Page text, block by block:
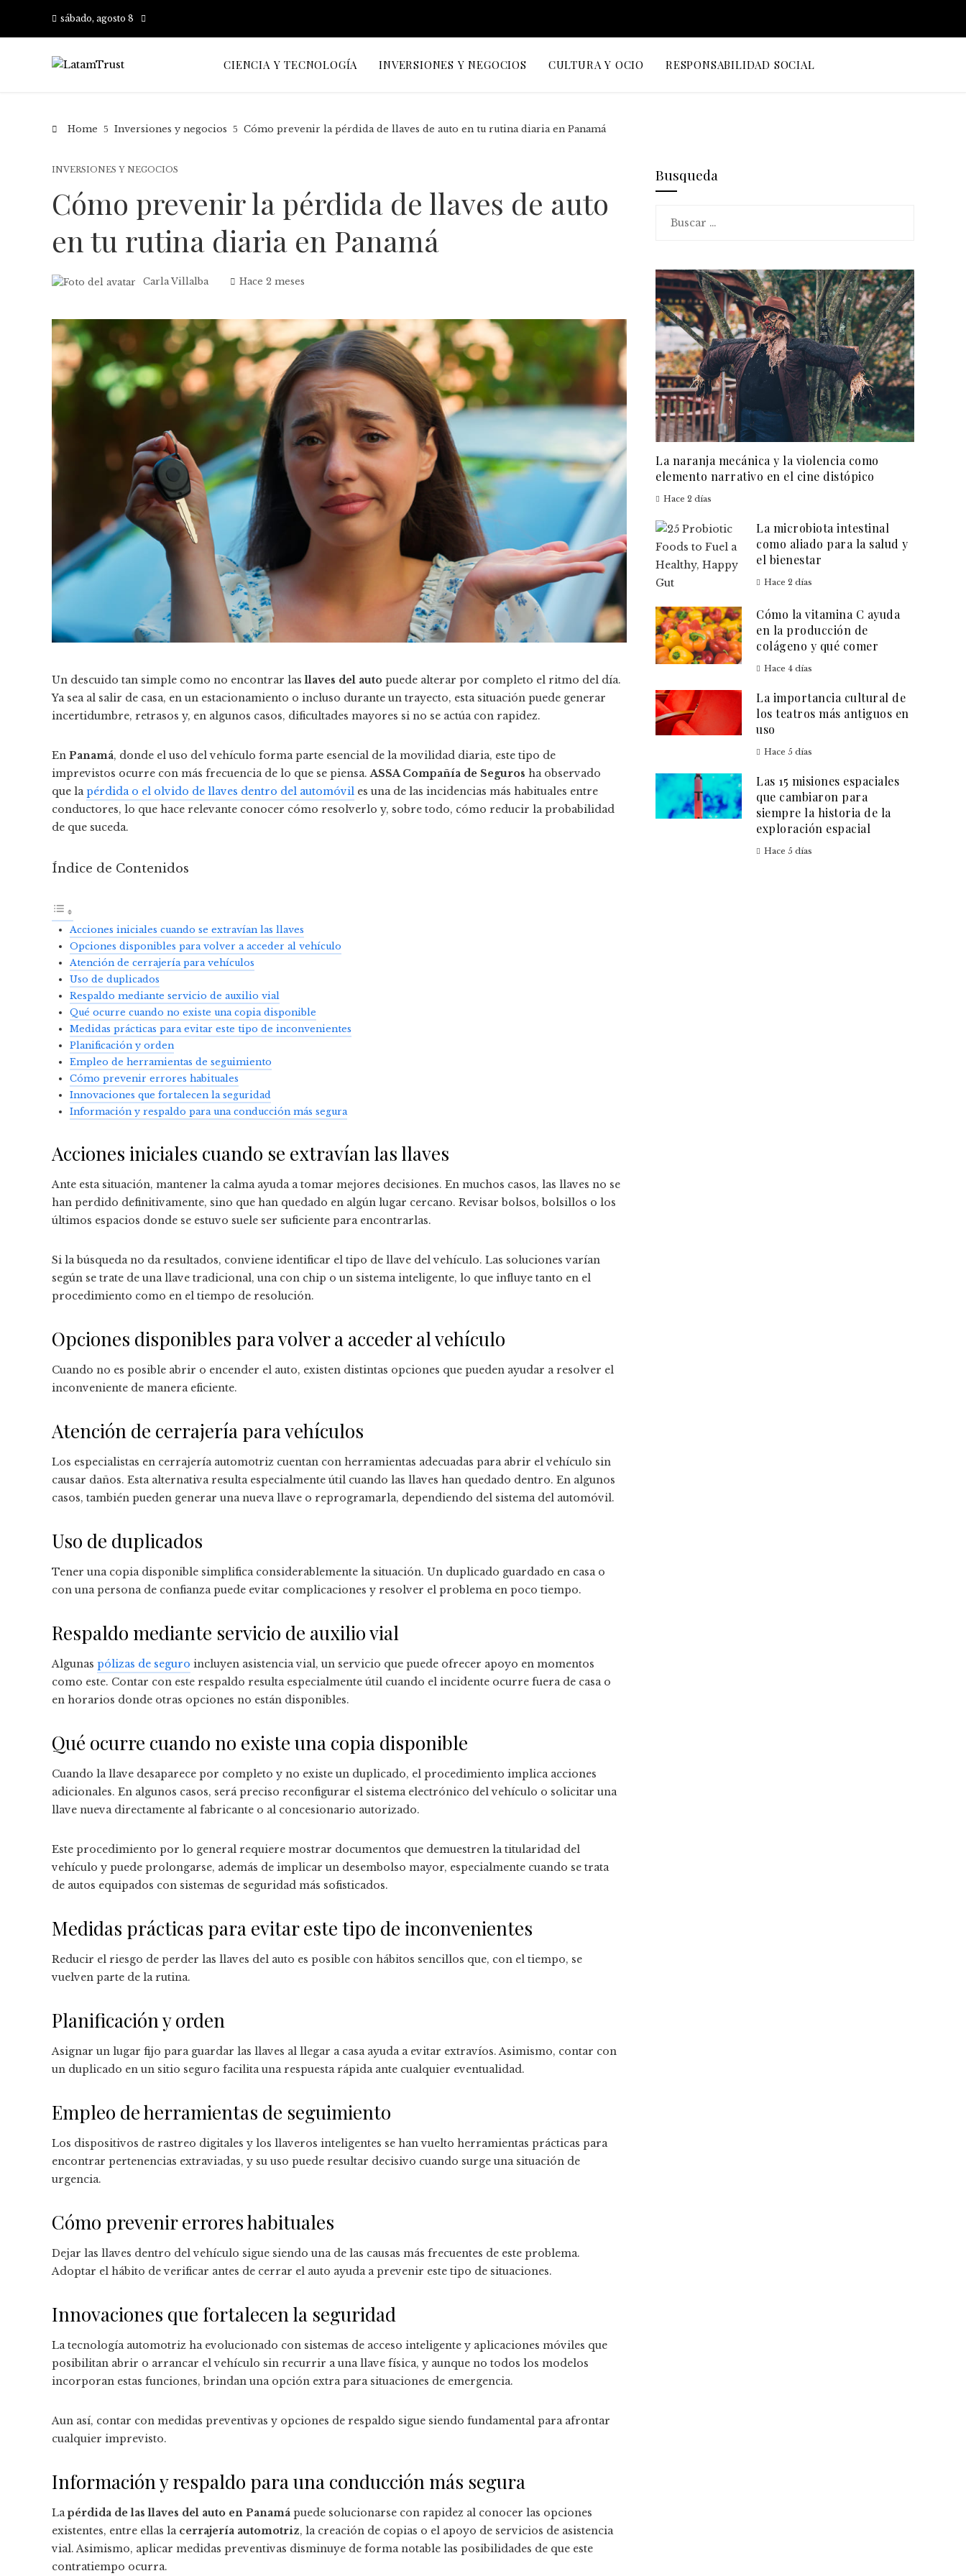
sábado, agosto 8
CIENCIA Y TECNOLOGÍA INVERSIONES Y NEGOCIOS CULTURA Y OCIO RESPONSABILIDAD SOCIAL
Home Inversiones y negocios Cómo prevenir la pérdida de llaves de auto en tu rutina diaria en Panamá
INVERSIONES Y NEGOCIOS
Cómo prevenir la pérdida de llaves de auto
en tu rutina diaria en Panamá
Carla Villalba Hace 2 meses
Un descuido tan simple como no encontrar lasllaves del auto puede alterar por completo el ritmo del día.
Ya sea al salir de casa, en un estacionamiento o incluso durante un trayecto, esta situación puede generar
incertidumbre, retrasos y, en algunos casos, dificultades mayores si no se actúa con rapidez.
En Panamá, donde el uso del vehículo forma parte esencial de la movilidad diaria, este tipo de
imprevistos ocurre con más frecuencia de lo que se piensa.ASSA Compañía de Seguros ha observado
que lapérdida o el olvido de llaves dentro del automóvil es una de las incidencias más habituales entre
conductores, lo que hace relevante conocer cómo resolverlo y, sobre todo, cómo reducir la probabilidad
de que suceda.
Índice de Contenidos
Acciones iniciales cuando se extravían las llaves
Opciones disponibles para volver a acceder al vehículo
Atención de cerrajería para vehículos
Uso de duplicados
Respaldo mediante servicio de auxilio vial
Qué ocurre cuando no existe una copia disponible
Medidas prácticas para evitar este tipo de inconvenientes
Planificación y orden
Empleo de herramientas de seguimiento
Cómo prevenir errores habituales
Innovaciones que fortalecen la seguridad
Información y respaldo para una conducción más segura
Acciones iniciales cuando se extravían las llaves
Ante esta situación, mantener la calma ayuda a tomar mejores decisiones. En muchos casos, las llaves no se
han perdido definitivamente, sino que han quedado en algún lugar cercano. Revisar bolsos, bolsillos o los
últimos espacios donde se estuvo suele ser suficiente para encontrarlas.
Si la búsqueda no da resultados, conviene identificar el tipo de llave del vehículo. Las soluciones varían
según se trate de una llave tradicional, una con chip o un sistema inteligente, lo que influye tanto en el
procedimiento como en el tiempo de resolución.
Opciones disponibles para volver a acceder al vehículo
Cuando no es posible abrir o encender el auto, existen distintas opciones que pueden ayudar a resolver el
inconveniente de manera eficiente.
Atención de cerrajería para vehículos
Los especialistas en cerrajería automotriz cuentan con herramientas adecuadas para abrir el vehículo sin
causar daños. Esta alternativa resulta especialmente útil cuando las llaves han quedado dentro. En algunos
casos, también pueden generar una nueva llave o reprogramarla, dependiendo del sistema del automóvil.
Uso de duplicados
Tener una copia disponible simplifica considerablemente la situación. Un duplicado guardado en casa o
con una persona de confianza puede evitar complicaciones y resolver el problema en poco tiempo.
Respaldo mediante servicio de auxilio vial
Algunas pólizas de seguro incluyen asistencia vial, un servicio que puede ofrecer apoyo en momentos
como este. Contar con este respaldo resulta especialmente útil cuando el incidente ocurre fuera de casa o
en horarios donde otras opciones no están disponibles.
Qué ocurre cuando no existe una copia disponible
Cuando la llave desaparece por completo y no existe un duplicado, el procedimiento implica acciones
adicionales. En algunos casos, será preciso reconfigurar el sistema electrónico del vehículo o solicitar una
llave nueva directamente al fabricante o al concesionario autorizado.
Este procedimiento por lo general requiere mostrar documentos que demuestren la titularidad del
vehículo y puede prolongarse, además de implicar un desembolso mayor, especialmente cuando se trata
de autos equipados con sistemas de seguridad más sofisticados.
Medidas prácticas para evitar este tipo de inconvenientes
Reducir el riesgo de perder las llaves del auto es posible con hábitos sencillos que, con el tiempo, se
vuelven parte de la rutina.
Planificación y orden
Asignar un lugar fijo para guardar las llaves al llegar a casa ayuda a evitar extravíos. Asimismo, contar con
un duplicado en un sitio seguro facilita una respuesta rápida ante cualquier eventualidad.
Empleo de herramientas de seguimiento
Los dispositivos de rastreo digitales y los llaveros inteligentes se han vuelto herramientas prácticas para
encontrar pertenencias extraviadas, y su uso puede resultar decisivo cuando surge una situación de
urgencia.
Cómo prevenir errores habituales
Dejar las llaves dentro del vehículo sigue siendo una de las causas más frecuentes de este problema.
Adoptar el hábito de verificar antes de cerrar el auto ayuda a prevenir este tipo de situaciones.
Innovaciones que fortalecen la seguridad
La tecnología automotriz ha evolucionado con sistemas de acceso inteligente y aplicaciones móviles que
posibilitan abrir o arrancar el vehículo sin recurrir a una llave física, y aunque no todos los modelos
incorporan estas funciones, brindan una opción extra para situaciones de emergencia.
Aun así, contar con medidas preventivas y opciones de respaldo sigue siendo fundamental para afrontar
cualquier imprevisto.
Información y respaldo para una conducción más segura
Lapérdida de las llaves del auto en Panamá puede solucionarse con rapidez al conocer las opciones
existentes, entre ellas la cerrajería automotriz, la creación de copias o el apoyo de servicios de asistencia
vial. Asimismo, aplicar medidas preventivas disminuye de forma notable las posibilidades de que este
contratiempo ocurra.
Busqueda
La naranja mecánica y la violencia como
elemento narrativo en el cine distópico
Hace 2 días
La microbiota intestinal
como aliado para la salud y
el bienestar
Hace 2 días
Cómo la vitamina C ayuda
en la producción de
colágeno y qué comer
Hace 4 días
La importancia cultural de
los teatros más antiguos en
uso
Hace 5 días
Las 15 misiones espaciales
que cambiaron para
siempre la historia de la
exploración espacial
Hace 5 días